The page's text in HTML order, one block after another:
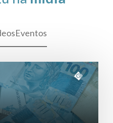
Eventos